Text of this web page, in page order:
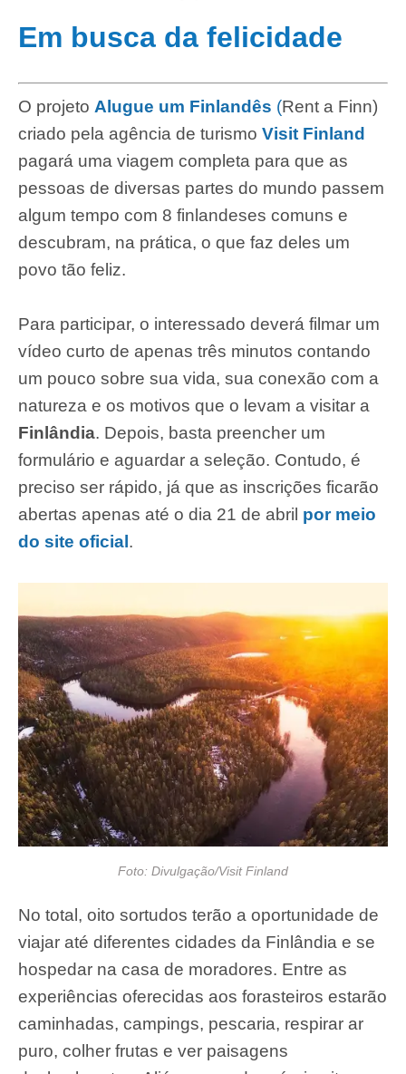
Em busca da felicidade
O projeto Alugue um Finlandês (Rent a Finn)
criado pela agência de turismo Visit Finland
pagará uma viagem completa para que as
pessoas de diversas partes do mundo passem
algum tempo com 8 finlandeses comuns e
descubram, na prática, o que faz deles um
povo tão feliz.
Para participar, o interessado deverá filmar um
vídeo curto de apenas três minutos contando
um pouco sobre sua vida, sua conexão com a
natureza e os motivos que o levam a visitar a
Finlândia. Depois, basta preencher um
formulário e aguardar a seleção. Contudo, é
preciso ser rápido, já que as inscrições ficarão
abertas apenas até o dia 21 de abril por meio
do site oficial .
Foto: Divulgação/Visit Finland
No total, oito sortudos terão a oportunidade de
viajar até diferentes cidades da Finlândia e se
hospedar na casa de moradores. Entre as
experiências oferecidas aos forasteiros estarão
caminhadas, campings, pescaria, respirar ar
puro, colher frutas e ver paisagens